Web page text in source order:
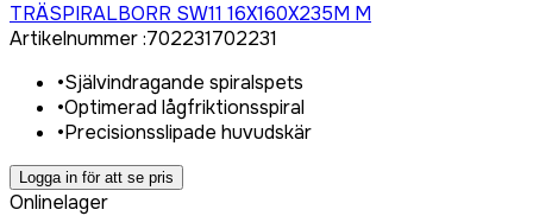
TRÄSPIRALBORR SW11 16X160X235M M
Artikelnummer:702231702231
•Självindragande spiralspets
•Optimerad lågfriktionsspiral
•Precisionsslipade huvudskär
Logga in för att se pris
Onlinelager